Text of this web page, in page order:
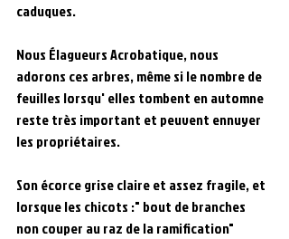
caduques.
Nous Élagueurs Acrobatique, nous
adorons ces arbres, même si le nombre de
feuilles lorsqu' elles tombent en automne
reste très important et peuvent ennuyer
les propriétaires.
Son écorce grise claire et assez fragile, et
lorsque les chicots :" bout de branches
non couper au raz de la ramification"